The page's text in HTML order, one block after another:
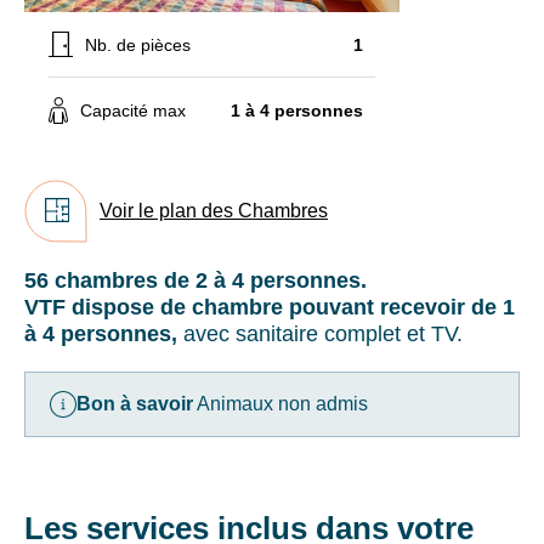
adulte
Taxe
de
séjour
régler
sur
place.
plans
20%
votre
Nb. de pièces 1
Capacité max 1 à 4 personnes
Voir le plan des Chambres
56 chambres de 2 à 4 personnes.
VTF dispose de chambre pouvant recevoir de 1
à 4 personnes, avec sanitaire complet et TV.
Bon à savoirAnimaux non admis
Les services inclus dans votre
séjours
pratiques
pour
préparer
vos
prochaines
vacances.
adresse
mail